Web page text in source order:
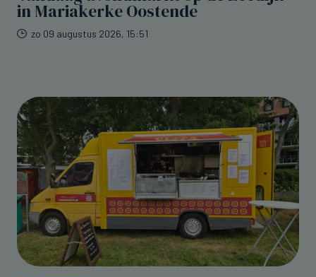
in Mariakerke Oostende
zo 09 augustus 2026, 15:51